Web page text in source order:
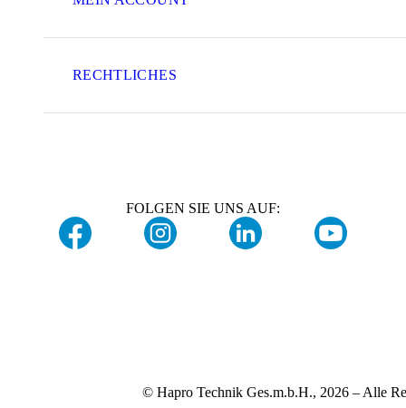
RECHTLICHES
FOLGEN SIE UNS AUF:
© Hapro Technik Ges.m.b.H., 2026 – Alle